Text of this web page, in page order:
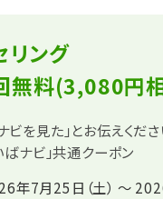
ング
無料(3,080円
を見た」とお伝えくだ
ナビ」共通クーポン
年7月25日（土） ～